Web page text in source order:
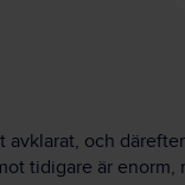
avklarat, och
tidigare är enorm,